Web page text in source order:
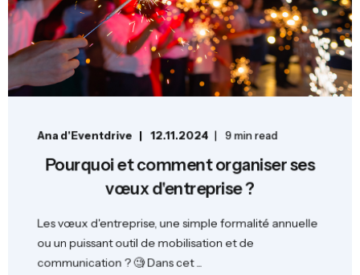
Ana d'Eventdrive 12.11.2024 9 min read
Pourquoi et comment organiser ses
vœux d'entreprise ?
Les vœux d'entreprise, une simple formalité annuelle
ou un puissant outil de mobilisation et de
communication ? 🧐 Dans cet ...